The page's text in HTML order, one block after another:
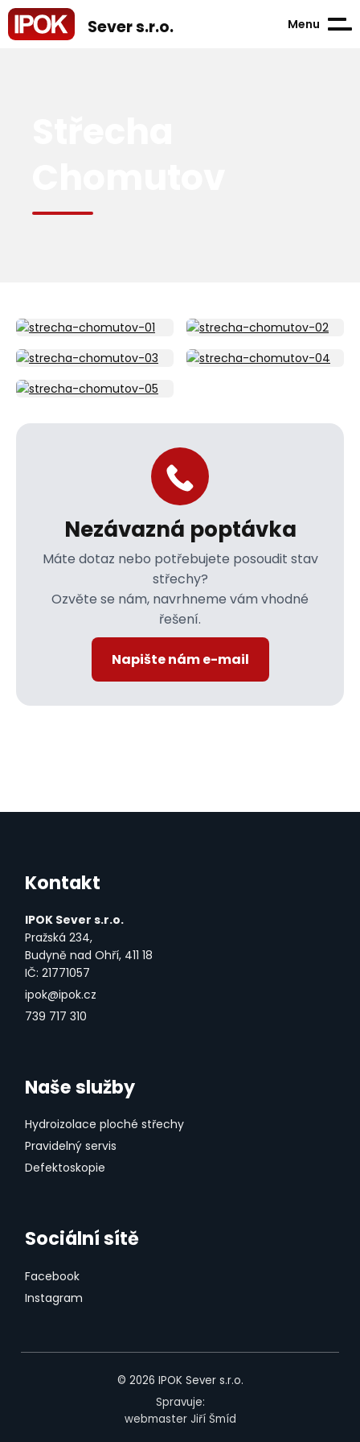
Sever s.r.o. Menu
Nezávazná poptávka
Máte dotaz nebo potřebujete posoudit stav
střechy?
Ozvěte se nám, navrhneme vám vhodné
řešení.
Napište nám e-mail
Kontakt
IPOK Sever s.r.o.
Pražská 234,
Budyně nad Ohří, 411 18
IČ: 21771057
ipok@ipok.cz
739 717 310
Naše služby
Hydroizolace ploché střechy
Pravidelný servis
Defektoskopie
Sociální sítě
Facebook
Instagram
© 2026 IPOK Sever s.r.o.
Spravuje:
webmaster Jiří Šmíd